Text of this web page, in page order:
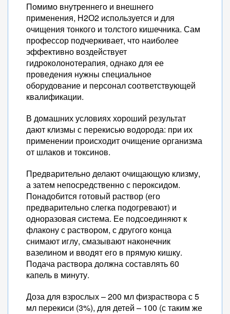
Помимо внутреннего и внешнего
применения, Н2О2 используется и для
очищения тонкого и толстого кишечника. Сам
профессор подчеркивает, что наиболее
эффективно воздействует
гидроколонотерапия, однако для ее
проведения нужны специальное
оборудование и персонал соответствующей
квалификации.
В домашних условиях хороший результат
дают клизмы с перекисью водорода: при их
применении происходит очищение организма
от шлаков и токсинов.
Предварительно делают очищающую клизму,
а затем непосредственно с пероксидом.
Понадобится готовый раствор (его
предварительно слегка подогревают) и
одноразовая система. Ее подсоединяют к
флакону с раствором, с другого конца
снимают иглу, смазывают наконечник
вазелином и вводят его в прямую кишку.
Подача раствора должна составлять 60
капель в минуту.
Доза для взрослых – 200 мл физраствора с 5
мл перекиси (3%), для детей – 100 (с таким же